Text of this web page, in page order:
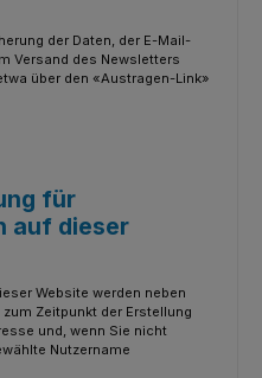
der Daten, der E-Mail-
Versand des Newsletters
über den «Austragen-Link»
für
auf dieser
Website werden neben
Zeitpunkt der Erstellung
und, wenn Sie nicht
Nutzername